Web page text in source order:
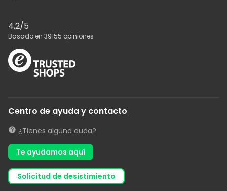
4,2/5
Basado en 39155 opiniones
Centro de ayuda y contacto
¿Tienes alguna duda?
Te ayudamos aquí
solicitud de desistimiento